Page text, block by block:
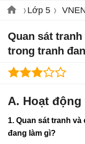
Lớp 5
Quan sát
trong tranh
A. Hoạt
1. Quan sát tranh
đang làm gì?